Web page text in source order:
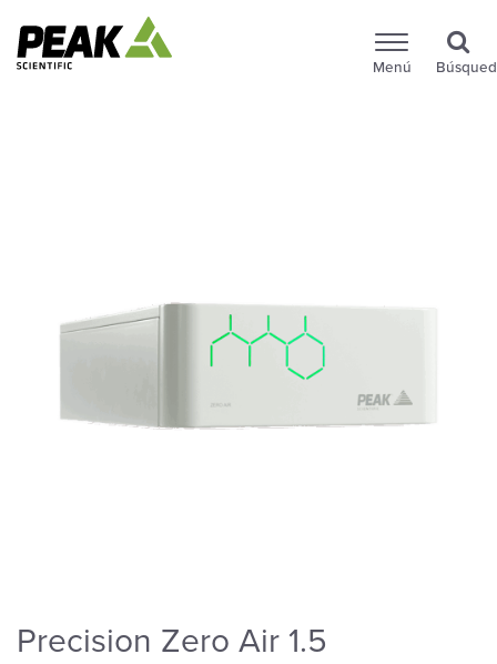
Menú
Precision Zero Air 1.5